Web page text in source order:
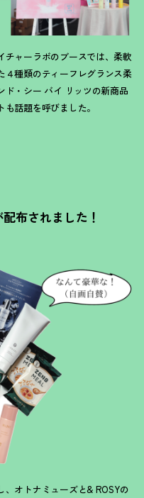
チャーラボのブースでは、柔軟
４種類のティーフレグランス柔
ド・シー バイ リッツの新商品
話題を呼びました。
布されました ！
オトナミューズと& ROSYの